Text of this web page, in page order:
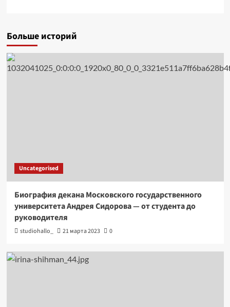
Больше историй
Uncategorised
Биография декана Московского государственного
университета Андрея Сидорова — от студента до
руководителя
studiohallo_ 21 марта 2023 0